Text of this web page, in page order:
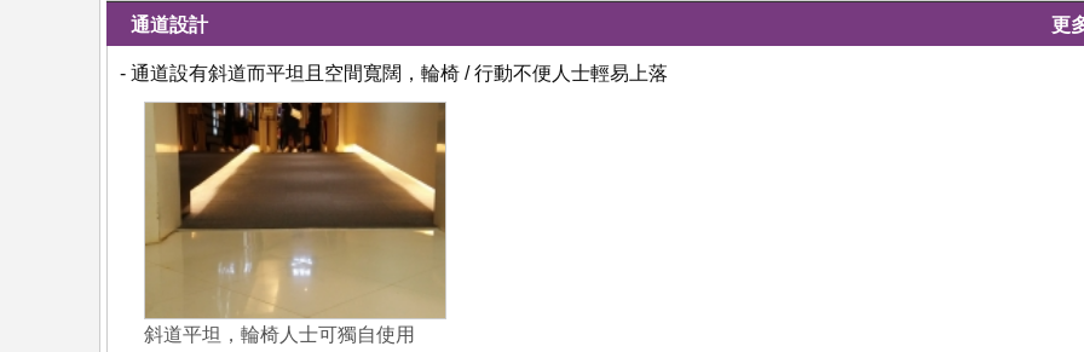
通道設計 更
- 通道設有斜道而平坦且空間寬闊，輪椅 / 行動不便人士輕易上落
斜道平坦，輪椅人士可獨自使用